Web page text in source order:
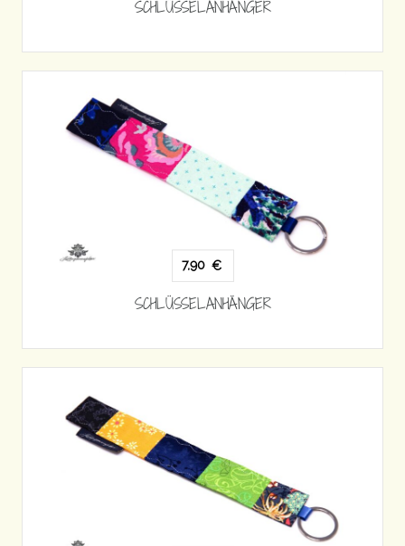
SCHLÜSSELANHÄNGER
7,90 €
SCHLÜSSELANHÄNGER